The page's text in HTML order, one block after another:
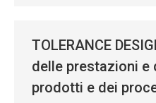
TOLERANCE
delle prestazioni e
prodotti e dei